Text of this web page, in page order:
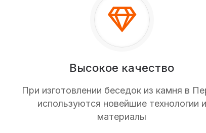
Высокое качество
При изготовлении беседок из камня в
используются новейшие технологии и
материалы